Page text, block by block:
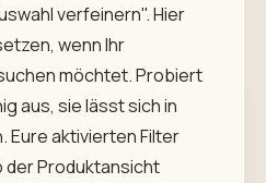
verfeinern". Hier
wenn Ihr
möchtet. Probiert
aus, sie lässt sich in
Eure aktivierten Filter
der Produktansicht